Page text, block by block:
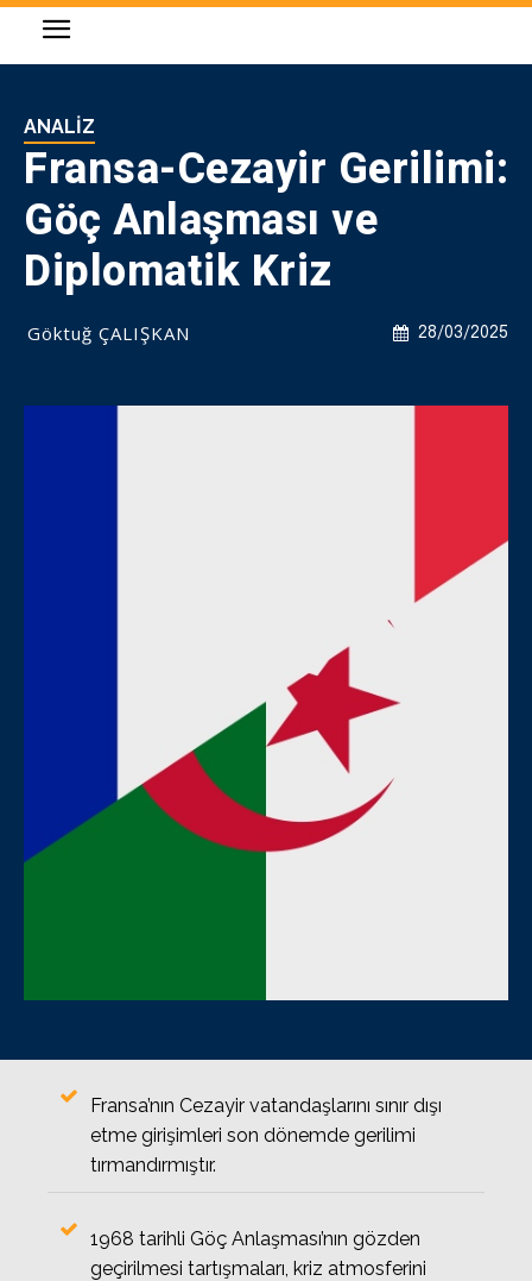
ANALIZ
Fransa-Cezayir Gerilimi:
Göç Anlaşması ve
Diplomatik Kriz
28/03/2025
Göktuğ ÇALIŞKAN
Fransa’nın Cezayir vatandaşlarını sınır dışı
etme girişimleri son dönemde gerilimi
tırmandırmıştır.
1968 tarihli Göç Anlaşması’nın gözden
geçirilmesi tartışmaları, kriz atmosferini